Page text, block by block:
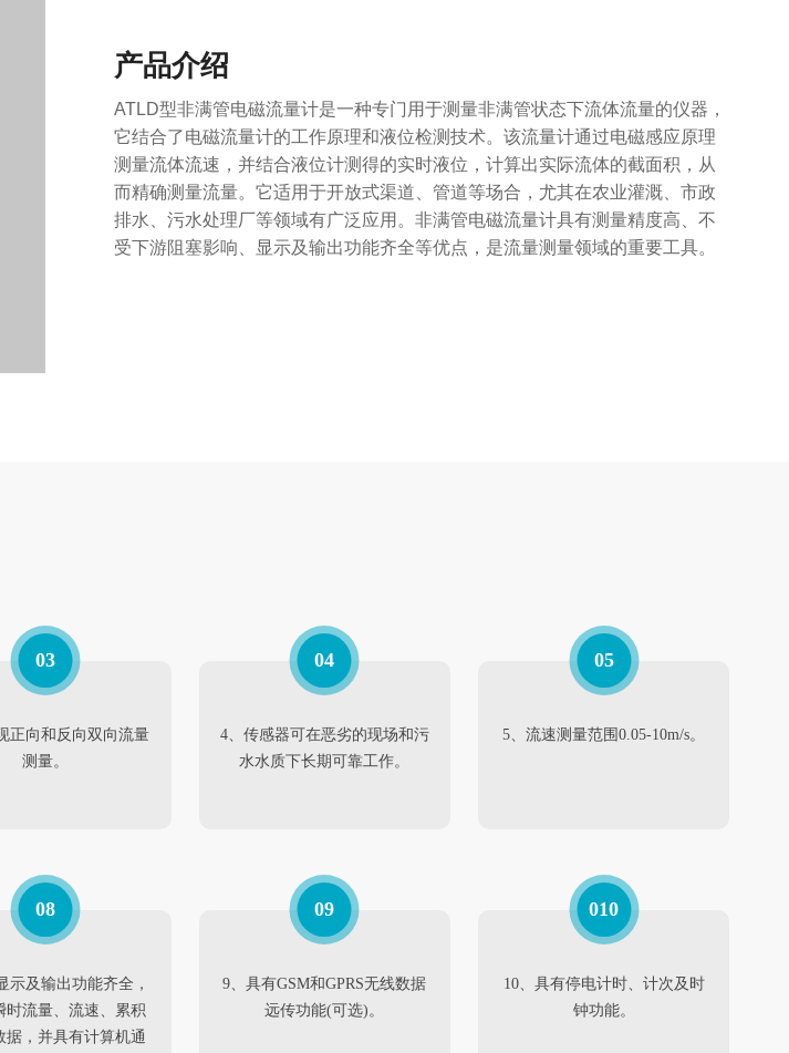
产品介绍
ATLD型非满管电磁流量计是一种专门用于测量非满管状态下流体流量的仪器，
它结合了电磁流量计的工作原理和液位检测技术。该流量计通过电磁感应原理
测量流体流速，并结合液位计测得的实时液位，计算出实际流体的截面积，从
而精确测量流量。它适用于开放式渠道、管道等场合，尤其在农业灌溉、市政
排水、污水处理厂等领域有广泛应用。非满管电磁流量计具有测量精度高、不
受下游阻塞影响、显示及输出功能齐全等优点，是流量测量领域的重要工具。
03
正向和反向双向流量
测量。
04
4、传感器可在恶劣的现场和污
水水质下长期可靠工作。
05
5、流速测量范围0.05-10m/s。
08
示及输出功能齐全，
时流量、流速、累积
据，并具有计算机通
09
9、具有GSM和GPRS无线数据
远传功能(可选)。
010
10、具有停电计时、计次及时
钟功能。